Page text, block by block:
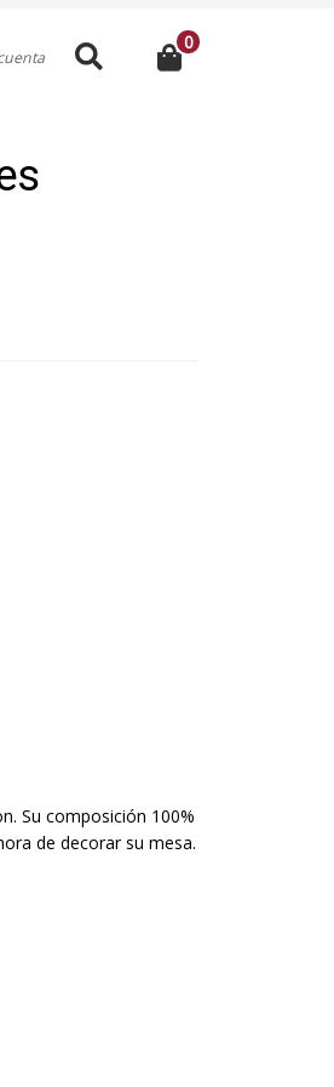
Buscar 0
Su composición 100%
de decorar su mesa.